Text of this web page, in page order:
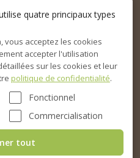
quatre principaux types
vous acceptez les cookies
accepter l'utilisation
sur les cookies et leur
politique de confidentialité.
Fonctionnel
Commercialisation
tout